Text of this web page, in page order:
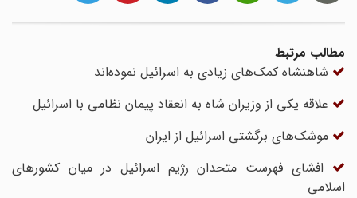
مطالب مرتبط
شاهنشاه کمک‌های زیادی به اسرائیل نموده‌اند
علاقه یکی از وزیران شاه به انعقاد پیمان نظامی با اسرائیل
موشک‌های برگشتی اسرائیل از ایران
افشای فهرست متحدان رژیم اسرائیل در میان کشورهای
اسلامی